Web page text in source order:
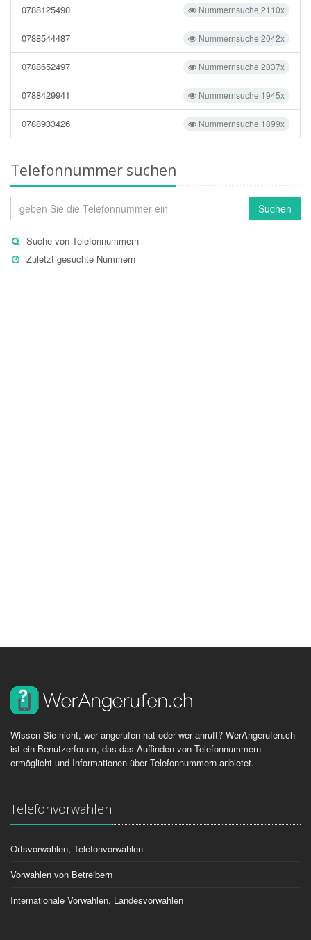
Nummernsuche 2110x
0788125490
Nummernsuche 2042x
0788544487
Nummernsuche 2037x
0788652497
Nummernsuche 1945x
0788429941
Nummernsuche 1899x
0788933426
Telefonnummer suchen
Suchen
Suche von Telefonnummern
Zuletzt gesuchte Nummern
Wissen Sie nicht, wer angerufen hat oder wer anruft? WerAngerufen.ch
ist ein Benutzerforum, das das Auffinden von Telefonnummern
ermöglicht und Informationen über Telefonnummern anbietet.
Telefonvorwahlen
Ortsvorwahlen, Telefonvorwahlen
Vorwahlen von Betreibern
Internationale Vorwahlen, Landesvorwahlen